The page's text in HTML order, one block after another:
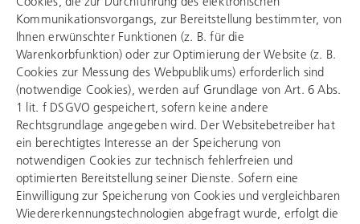
Kommunikationsvorgangs, zur Bereitstellung bestimmter, von
Ihnen erwünschter Funktionen (z. B. für die
Warenkorbfunktion) oder zur Optimierung der Website (z. B.
Cookies zur Messung des Webpublikums) erforderlich sind
(notwendige Cookies), werden auf Grundlage von Art. 6 Abs.
1 lit. f DSGVO gespeichert, sofern keine andere
Rechtsgrundlage angegeben wird. Der Websitebetreiber hat
ein berechtigtes Interesse an der Speicherung von
notwendigen Cookies zur technisch fehlerfreien und
optimierten Bereitstellung seiner Dienste. Sofern eine
Einwilligung zur Speicherung von Cookies und vergleichbaren
Wiedererkennungstechnologien abgefragt wurde, erfolgt die